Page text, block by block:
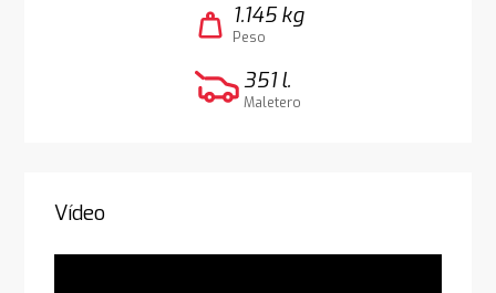
weight 1.145 kg
Peso
351 l.
Maletero
Vídeo